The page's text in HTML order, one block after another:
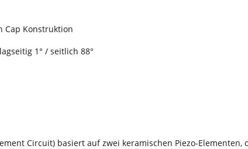
Cap Konstruktion
1° / seitlich 88°
Circuit) basiert auf zwei keramischen Piezo-